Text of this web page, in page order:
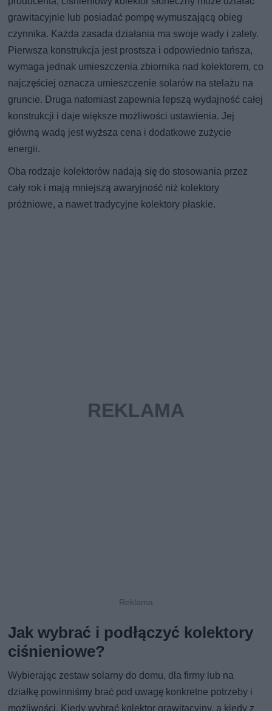
grawitacyjnie lub posiadać pompę wymuszającą obieg
czynnika. Każda zasada działania ma swoje wady i zalety.
Pierwsza konstrukcja jest prostsza i odpowiednio tańsza,
wymaga jednak umieszczenia zbiornika nad kolektorem, co
najczęściej oznacza umieszczenie solarów na stelażu na
gruncie. Druga natomiast zapewnia lepszą wydajność całej
konstrukcji i daje większe możliwości ustawienia. Jej
główną wadą jest wyższa cena i dodatkowe zużycie
energii.
Oba rodzaje kolektorów nadają się do stosowania przez
cały rok i mają mniejszą awaryjność niż kolektory
próżniowe, a nawet tradycyjne kolektory płaskie.
Jak wybrać i podłączyć kolektory
ciśnieniowe?
Wybierając zestaw solarny do domu, dla firmy lub na
działkę powinniśmy brać pod uwagę konkretne potrzeby i
możliwości. Kiedy wybrać kolektor grawitacyjny, a kiedy z